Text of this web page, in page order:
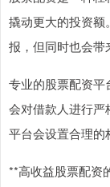
撬动更大的投资额
报，但同时也会带
专业的股票配资平
会对借款人进行严
平台会设置合理的
**高收益股票配资